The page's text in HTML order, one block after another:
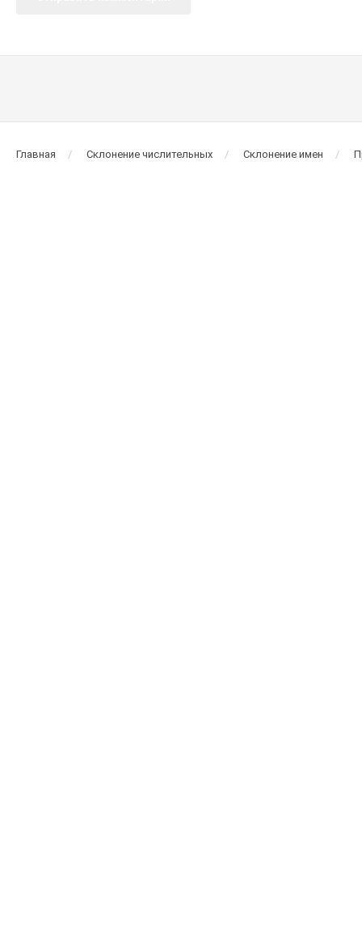
Главная Склонение числительных Склонение имен